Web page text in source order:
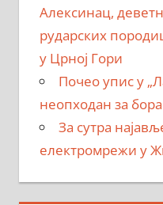
Алексинац,
рударских
у Црној Гори
Почео упис у
неопходан за
За сутра
електромрежи у